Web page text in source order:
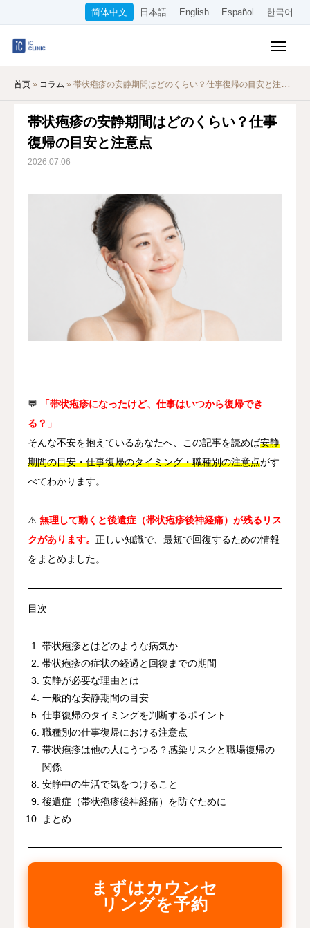
简体中文 日本語 English Español 한국어
首页 » コラム » 帯状疱疹の安静期間はどのくらい？仕事復帰の目安と注意点
帯状疱疹の安静期間はどのくらい？仕事
復帰の目安と注意点
2026.07.06
💬
「帯状疱疹になったけど、仕事はいつから復帰でき
る？」
そんな不安を抱えているあなたへ、この記事を読めば安静
期間の目安・仕事復帰のタイミング・職種別の注意点がす
べてわかります。
⚠️ 無理して動くと後遺症（帯状疱疹後神経痛）が残るリス
クがあります。 正しい知識で、最短で回復するための情報
をまとめました。
目次
帯状疱疹とはどのような病気か
帯状疱疹の症状の経過と回復までの期間
安静が必要な理由とは
一般的な安静期間の目安
仕事復帰のタイミングを判断するポイント
職種別の仕事復帰における注意点
帯状疱疹は他の人にうつる？感染リスクと職場復帰の
関係
安静中の生活で気をつけること
後遺症（帯状疱疹後神経痛）を防ぐために
まとめ
まずはカウンセ
リングを予約
收费标准
在线诊疗
关于本院
简体中文 日本語 English Español 한국어